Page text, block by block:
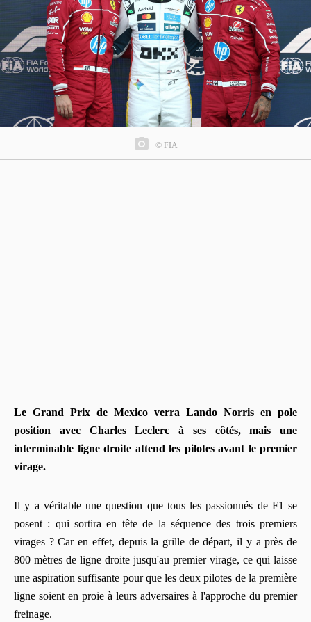
© FIA
Le Grand Prix de Mexico verra Lando Norris en pole
position avec Charles Leclerc à ses côtés, mais une
interminable ligne droite attend les pilotes avant le premier
virage.
Il y a véritable une question que tous les passionnés de F1 se
posent : qui sortira en tête de la séquence des trois premiers
virages ? Car en effet, depuis la grille de départ, il y a près de
800 mètres de ligne droite jusqu'au premier virage, ce qui laisse
une aspiration suffisante pour que les deux pilotes de la première
ligne soient en proie à leurs adversaires à l'approche du premier
freinage.